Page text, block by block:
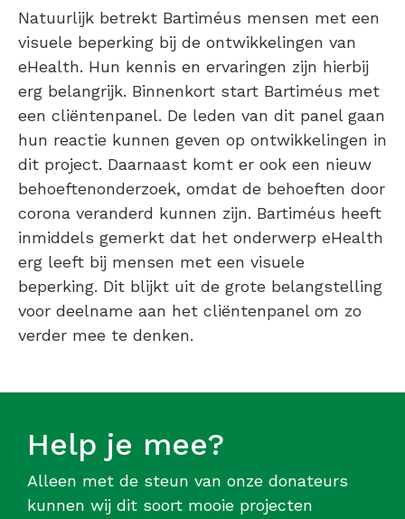
Natuurlijk betrekt Bartiméus mensen met een
visuele beperking bij de ontwikkelingen van
eHealth. Hun kennis en ervaringen zijn hierbij
erg belangrijk. Binnenkort start Bartiméus met
een cliëntenpanel. De leden van dit panel gaan
hun reactie kunnen geven op ontwikkelingen in
dit project. Daarnaast komt er ook een nieuw
behoeftenonderzoek, omdat de behoeften door
corona veranderd kunnen zijn. Bartiméus heeft
inmiddels gemerkt dat het onderwerp eHealth
erg leeft bij mensen met een visuele
beperking. Dit blijkt uit de grote belangstelling
voor deelname aan het cliëntenpanel om zo
verder mee te denken.
Help je mee?
Alleen met de steun van onze donateurs
kunnen wij dit soort mooie projecten